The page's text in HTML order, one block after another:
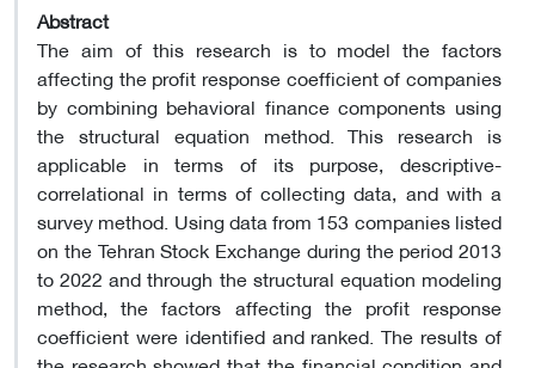
Abstract
The aim of this research is to model the factors
affecting the profit response coefficient of companies
by combining behavioral finance components using
the structural equation method. This research is
applicable in terms of its purpose, descriptive-
correlational in terms of collecting data, and with a
survey method. Using data from 153 companies listed
on the Tehran Stock Exchange during the period 2013
to 2022 and through the structural equation modeling
method, the factors affecting the profit response
coefficient were identified and ranked. The results of